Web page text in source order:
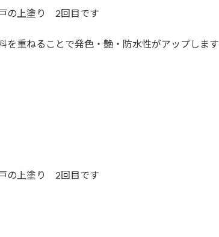
の上塗り 2回目です
を重ねることで発色・艶・防水性がアップします
の上塗り 2回目です